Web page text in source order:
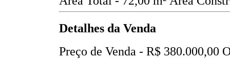
Detalhes da Venda
Preço de Venda - R$ 380.000,00